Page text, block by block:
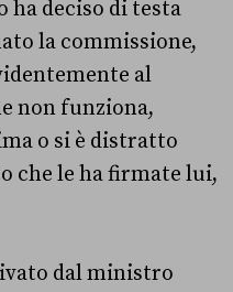
deciso di testa
la commissione,
al
non funziona,
o si è distratto
che le ha firmate lui,
dal ministro